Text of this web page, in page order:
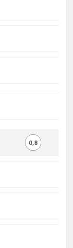
0,8